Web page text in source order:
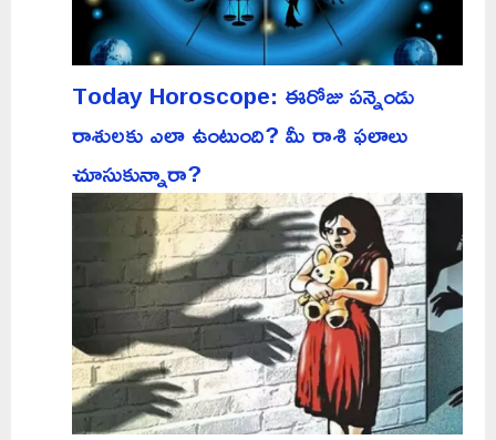
Today Horoscope: ఈరోజు పన్నెండు
రాశులకు ఎలా ఉంటుంది? మీ రాశి ఫలాలు
చూసుకున్నారా?